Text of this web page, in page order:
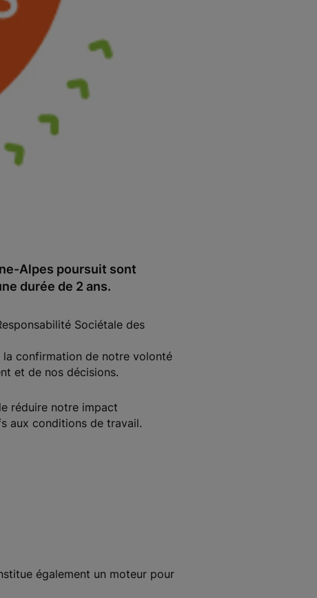
Alpes poursuit sont
durée de 2 ans.
Sociétale des
la confirmation de notre volonté
et de nos décisions.
réduire notre impact
aux conditions de travail.
également un moteur pour